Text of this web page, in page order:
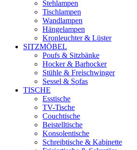
Stehlampen
Tischlampen
Wandlampen
Hängelampen
Kronleuchter & Lüster
SITZMÖBEL
Poufs & Sitzbänke
Hocker & Barhocker
Stühle & Freischwinger
Sessel & Sofas
TISCHE
Esstische
TV-Tische
Couchtische
Beistelltische
Konsolentische
Schreibtische & Kabinette